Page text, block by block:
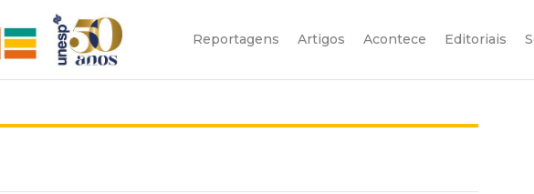
Reportagens Artigos Acontece Editoriais